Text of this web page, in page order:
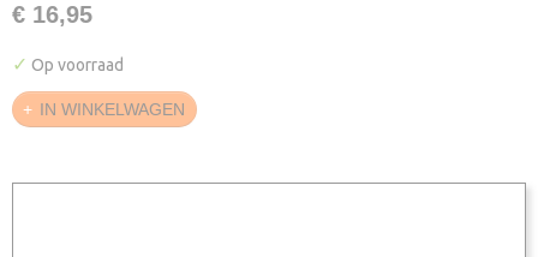
€ 16,95
✓ Op voorraad
IN WINKELWAGEN